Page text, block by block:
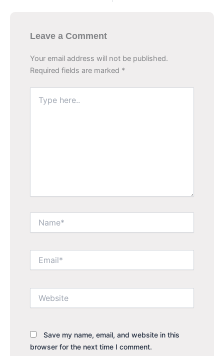
Leave a Comment
Your email address will not be published.
Required fields are marked *
here..
Save my name, email, and website in this
browser for the next time I comment.